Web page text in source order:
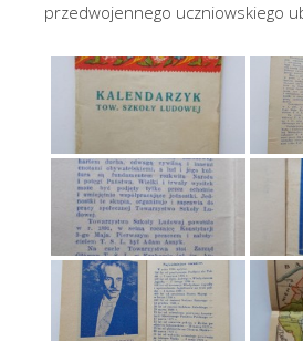
przedwojennego uczniowskiego